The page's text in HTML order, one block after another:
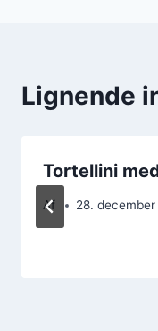
Lignende
Tortellini
Af 28.